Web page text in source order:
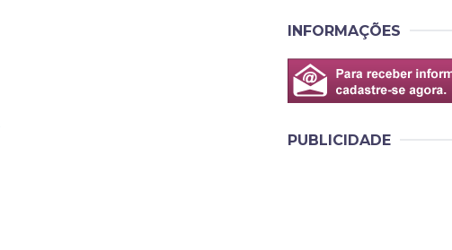
INFORMAÇÕES
PUBLICIDADE